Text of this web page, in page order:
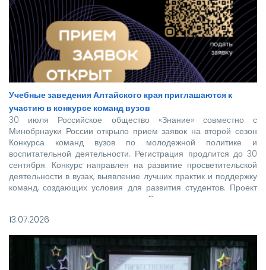
Учебные заведения Алтайского края приглашаются к
участию в конкурсе команд вузов
30 июля Российское общество «Знание» совместно с
Минобрнауки России открыло прием заявок на второй сезон
Конкурса команд вузов по молодежной политике и
воспитательной деятельности. Регистрация продлится до 30
сентября. Конкурс направлен на развитие просветительской
деятельности в вузах, выявление лучших практик и поддержку
команд, создающих условия для развития студентов. Проект
реализуется при поддержке Росмолодежи в рамках
13.07.2026